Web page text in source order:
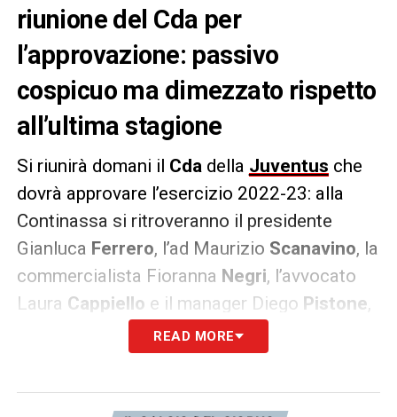
riunione del Cda per
l’approvazione: passivo
cospicuo ma dimezzato rispetto
all’ultima stagione
Si riunirà domani il Cdadella Juventus che
dovrà approvare l’esercizio 2022-23: alla
Continassa si ritroveranno il presidente
Gianluca Ferrero, l’ad Maurizio Scanavino, la
commercialista Fioranna Negri, l’avvocato
Laura Cappiello e il manager Diego Pistone,
ovvero la squadra nominata a gennaio, dopo
le dimissioni dell’intero Cda precedente,
READ MORE